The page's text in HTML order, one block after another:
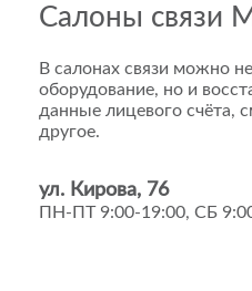
Салоны связи
В салонах связи можно
оборудование, но и
данные лицевого счёта,
другое.
ул. Кирова, 76
ПН-ПТ 9:00-19:00, СБ